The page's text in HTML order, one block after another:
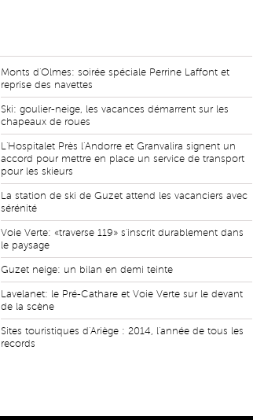
Monts d'Olmes: soirée spéciale Perrine Laffont et
reprise des navettes
Ski: goulier-neige, les vacances démarrent sur les
chapeaux de roues
L'Hospitalet Près l'Andorre et Granvalira signent un
accord pour mettre en place un service de transport
pour les skieurs
La station de ski de Guzet attend les vacanciers avec
sérénité
Voie Verte: «traverse 119» s'inscrit durablement dans
le paysage
Guzet neige: un bilan en demi teinte
Lavelanet: le Pré-Cathare et Voie Verte sur le devant
de la scène
Sites touristiques d'Ariège : 2014, l'année de tous les
records